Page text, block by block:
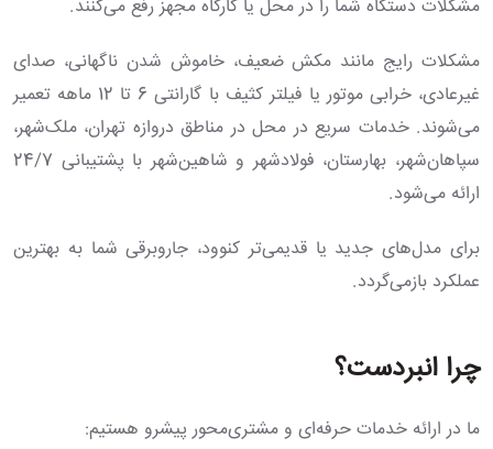
مشکلات دستگاه شما را در محل یا کارگاه مجهز رفع می‌کنند.
مشکلات رایج مانند مکش ضعیف، خاموش شدن ناگهانی، صدای
غیرعادی، خرابی موتور یا فیلتر کثیف با گارانتی 6 تا 12 ماهه تعمیر
می‌شوند. خدمات سریع در محل در مناطق دروازه تهران، ملک‌شهر،
سپاهان‌شهر، بهارستان، فولادشهر و شاهین‌شهر با پشتیبانی 24/7
ارائه می‌شود.
برای مدل‌های جدید یا قدیمی‌تر کنوود، جاروبرقی شما به بهترین
عملکرد بازمی‌گردد.
چرا انبردست؟
ما در ارائه خدمات حرفه‌ای و مشتری‌محور پیشرو هستیم: